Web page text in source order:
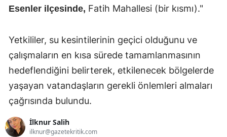
Esenler ilçesinde, Fatih Mahallesi (bir kısmı)."
Yetkililer, su kesintilerinin geçici olduğunu ve
çalışmaların en kısa sürede tamamlanmasının
hedeflendiğini belirterek, etkilenecek bölgelerde
yaşayan vatandaşların gerekli önlemleri almaları
çağrısında bulundu.
İlknur Salih
ilknur@gazetekritik.com